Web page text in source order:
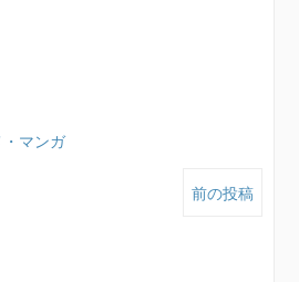
マンガ
前の投稿